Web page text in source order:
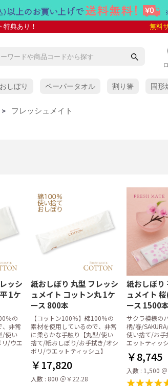
特典あり！ 無料
しぼり ペーパータオル 割り箸 固形
> フレッシュメイト
菩提樹(ぼだいじゅ)
アスペン(白楊)
竹・炭化竹
エゾ松/トド松
1ケース(100膳)
1パック(10膳)
四角(21cm)
八角(22.5cm)
六角(23cm)
箸袋 日本の色シリーズ
箸袋 きものシリーズ
箸袋ハカマ
箸袋中袋
箸帯・箸巻紙
箸置・箸箱
ポリエチレン手袋
中判 (レギュラー)
小判 (エコノミー)
大判
中判 (レギュラー)
小判 (エコノミー)
中判小判兼用タイプ
キッチンペーパーラック
ポリエチレン手袋
ラテックス手袋
厚手ビニール手袋
ポリエチレン手袋
ラテックス手袋
厚手ビニール手袋
ニトリル手袋
丸串
角串
ぎんなん串
平串
鉄砲串
田楽串
のし串
丸串
角串
ぎんなん串
平串
鉄砲串
田楽串
のし串
松葉串
張り合わせウレタンスポン
ネットスポンジ・ゴッシュ
たわし
不織布たわし
布たわし
パームたわし
金たわし
その他のたわし
ストレートストロー
フレックスストロー(曲がる
ストロー)
個包装ストロー
ペーパーストロー
2/3タイプ 紙ナプキン
六つ折 紙ナプキン
四つ折 紙ナプキン
2プライ(八つ折) 紙ナプキン
シート100×100cm
シート150×150cm
ロール100cm×100m
ロール150cm×100m
抗菌加工
低単価
大判サイズ
レースペーパー丸型
レースペーパー小判型
ビニール タイプ
不織布 タイプ
プラカップ本体
プラカップ専用の蓋
少量販売
卓上鍋
中華鍋
フライパン
寸胴鍋
円付鍋
雪平鍋
鍋用備品
三島土鍋
スキレット
ごはん鍋
その他オーブン・鍋
卓上お玉
レードル
カス揚げ
バット
おろし金
ボール
レンゲ
とんすい・取り皿
蛇口
三角コーナー
保存容器
ジップロック コンテナー
ッシ
1ケ
％の
、非常
/使い
/ウエ
紙おしぼり 丸型 フレッシ
ュメイト コットン丸 1ケ
ース 800本
【コットン100％】綿100％の
素材を使用しているので、非常
に柔らかな手触り【丸型/使い
捨て/紙おしぼり/お手拭き/オシ
ボリ/ウエットティッシュ】
￥17,820
入数 : 800 ＠￥22.28
紙おしぼり
ュメイト
ース 1500本
サクラ模様の
柄/春/
使い捨て/お
エットティッシ
￥8,745
入数 : 1,500